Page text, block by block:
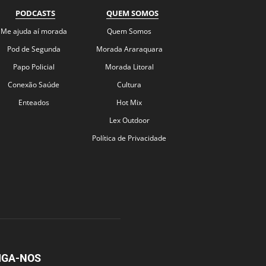
PODCASTS
Me ajuda aí morada
Pod de Segunda
Papo Policial
Conexão Saúde
Enteados
QUEM SOMOS
Quem Somos
Morada Araraquara
Morada Litoral
Cultura
Hot Mix
Lex Outdoor
Política de Privacidade
NOS